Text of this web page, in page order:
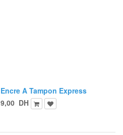
Encre A Tampon Express
9,00 DH